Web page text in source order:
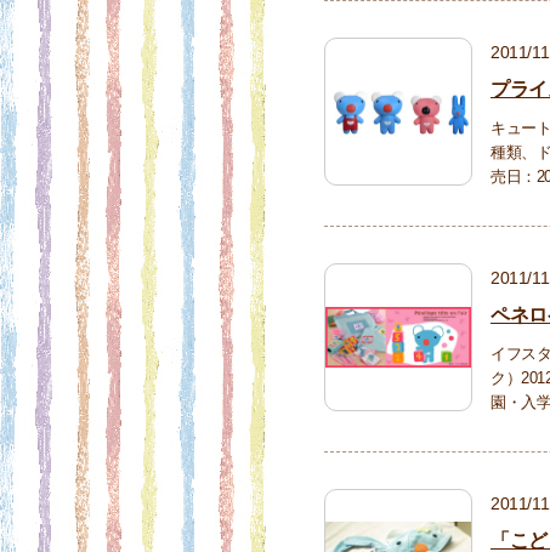
2011/
プラ
キュー
種類、
売日：
2011/
ペネ
イフス
ク）
園・入
2011/
「こ